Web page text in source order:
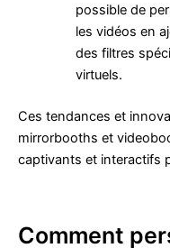
possible de
les vidéos en
des filtres
virtuels.
Ces tendances et
mirrorbooths et
captivants et interactifs
Comment